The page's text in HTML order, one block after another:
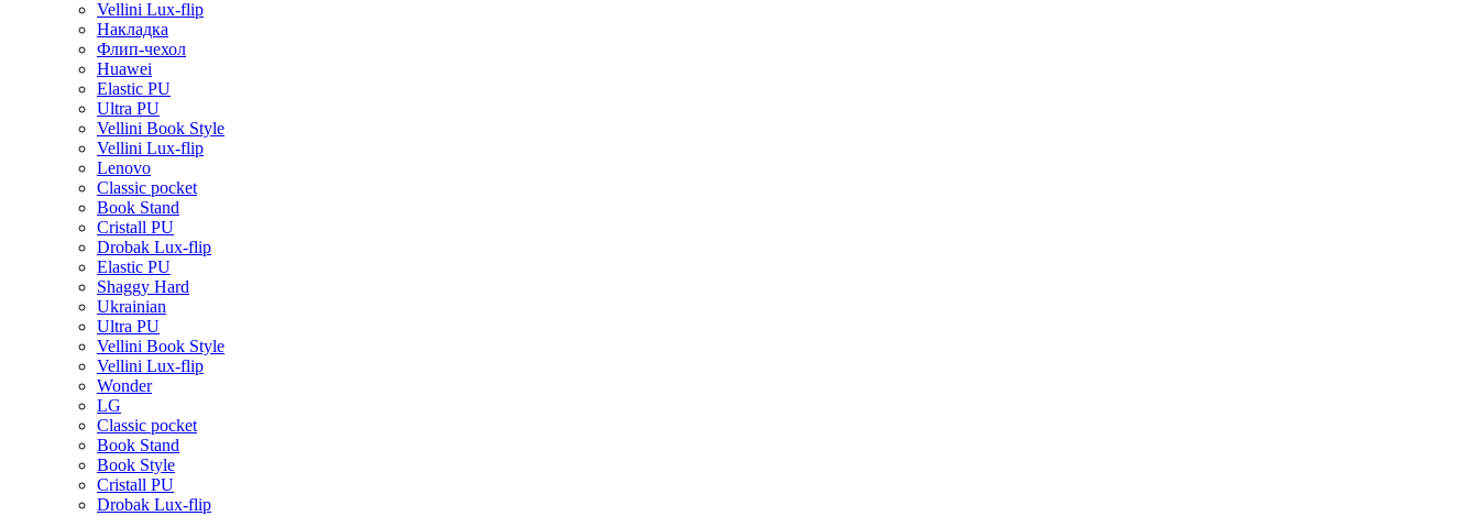
Vellini Lux-flip
Накладка
Флип-чехол
Huawei
Elastic PU
Ultra PU
Vellini Book Style
Vellini Lux-flip
Lenovo
Classic pocket
Book Stand
Cristall PU
Drobak Lux-flip
Elastic PU
Shaggy Hard
Ukrainian
Ultra PU
Vellini Book Style
Vellini Lux-flip
Wonder
LG
Classic pocket
Book Stand
Book Style
Cristall PU
Drobak Lux-flip